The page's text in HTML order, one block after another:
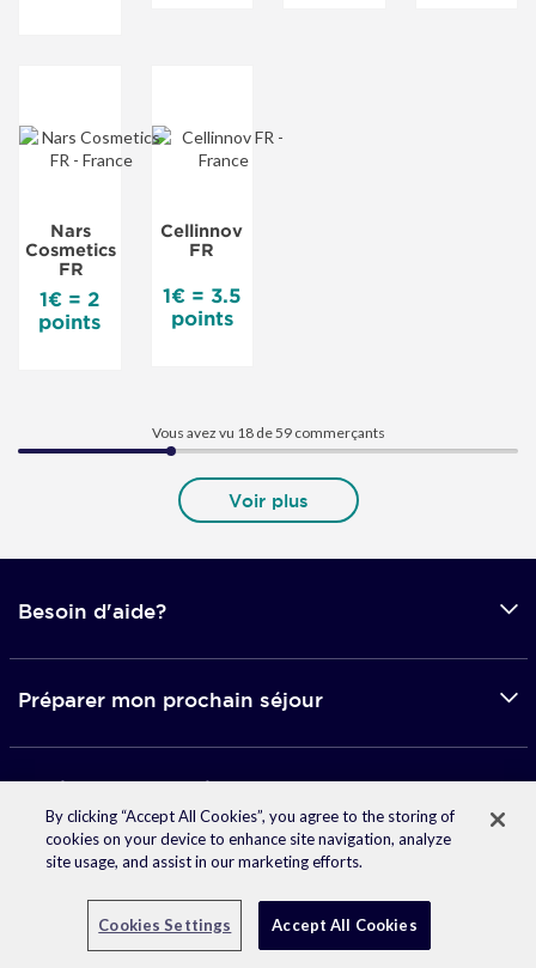
Nars
Cosmetics
FR
1€ = 2
points
Cellinnov
FR
1€ = 3.5
points
Vous avez vu 18 de59commerçants
Voir plus
Besoin d'aide?
Préparer mon prochain séjour
Applications mobile
© 2026 Accor -Mentions légales-Données personnelles
Facebook
Twitter
Linkedin
Instagram
Pinterest
Youtube
By clicking “Accept All Cookies”, you agree to the storing of
cookies on your device to enhance site navigation, analyze
site usage, and assist in our marketing efforts.
Cookies Settings Accept All Cookies